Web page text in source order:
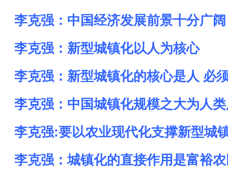
李克强：中国经济发展前景十分广阔
李克强：新型城镇化以人为核心
李克强：新型城镇化的核心是人 必
李克强：中国城镇化规模之大为人
李克强:要以农业现代化支撑新型城
李克强：城镇化的直接作用是富裕